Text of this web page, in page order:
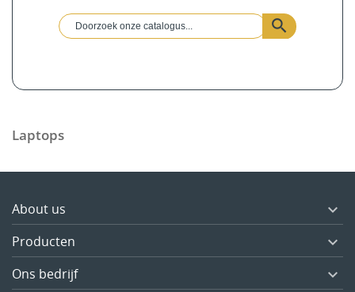
Laptops
About us 
Producten 
Ons bedrijf 